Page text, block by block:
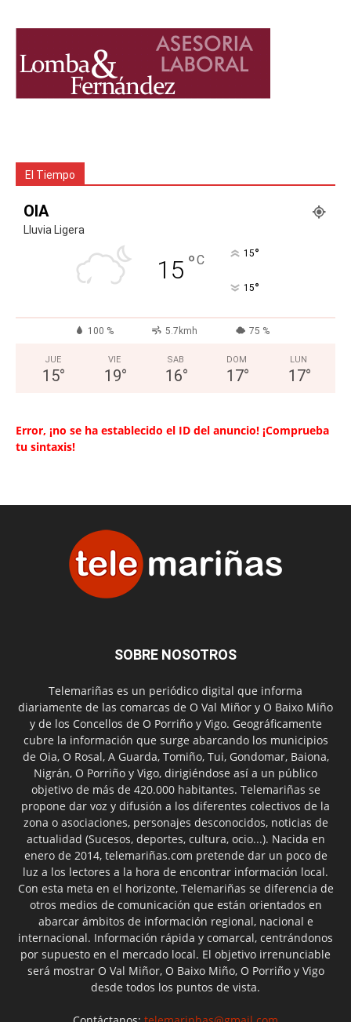
El Tiempo
OIA
Lluvia Ligera
15 °C 15°
15°
100 % 5.7kmh 75 %
JUE
15°
VIE
19°
SAB
16°
DOM
17°
LUN
17°
Error, ¡no se ha establecido el ID del anuncio! ¡Comprueba
tu sintaxis!
SOBRE NOSOTROS
Telemariñas es un periódico digital que informa
diariamente de las comarcas de O Val Miñor y O Baixo Miño
y de los Concellos de O Porriño y Vigo. Geográficamente
cubre la información que surge abarcando los municipios
de Oia, O Rosal, A Guarda, Tomiño, Tui, Gondomar, Baiona,
Nigrán, O Porriño y Vigo, dirigiéndose así a un público
objetivo de más de 420.000 habitantes. Telemariñas se
propone dar voz y difusión a los diferentes colectivos de la
zona o asociaciones, personajes desconocidos, noticias de
actualidad (Sucesos, deportes, cultura, ocio...). Nacida en
enero de 2014, telemariñas.com pretende dar un poco de
luz a los lectores a la hora de encontrar información local.
Con esta meta en el horizonte, Telemariñas se diferencia de
otros medios de comunicación que están orientados en
abarcar ámbitos de información regional, nacional e
internacional. Información rápida y comarcal, centrándonos
por supuesto en el mercado local. El objetivo irrenunciable
será mostrar O Val Miñor, O Baixo Miño, O Porriño y Vigo
desde todos los puntos de vista.